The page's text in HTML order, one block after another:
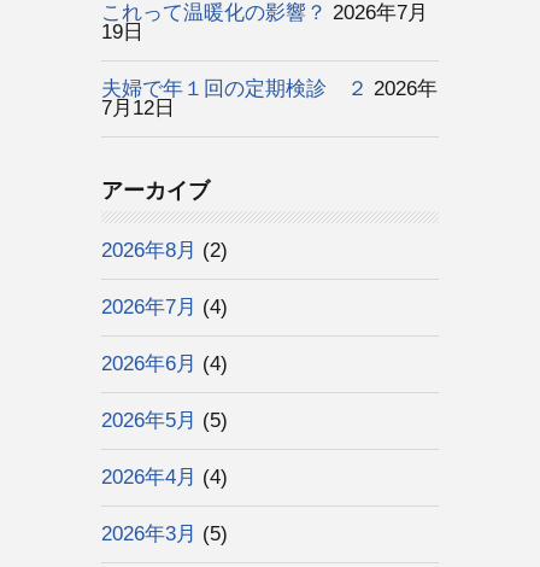
これって温暖化の影響？ 2026年7月
19日
夫婦で年１回の定期検診 ２ 2026年
7月12日
アーカイブ
2026年8月 (2)
2026年7月 (4)
2026年6月 (4)
2026年5月 (5)
2026年4月 (4)
2026年3月 (5)